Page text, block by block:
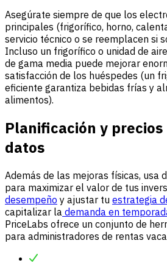
Asegúrate siempre de que los
principales (frigorífico, horno,
servicio técnico o se reemplacen si
Incluso un frigorífico o unidad de
de gama media puede mejorar
satisfacción de los huéspedes (un
eficiente garantiza bebidas frías y
alimentos).
Planificación y precios
datos
Además de las mejoras físicas, usa
para maximizar el valor de tus
desempeño y ajustar tu estrategia
capitalizar la demanda en
PriceLabs ofrece un conjunto de
para administradores de rentas